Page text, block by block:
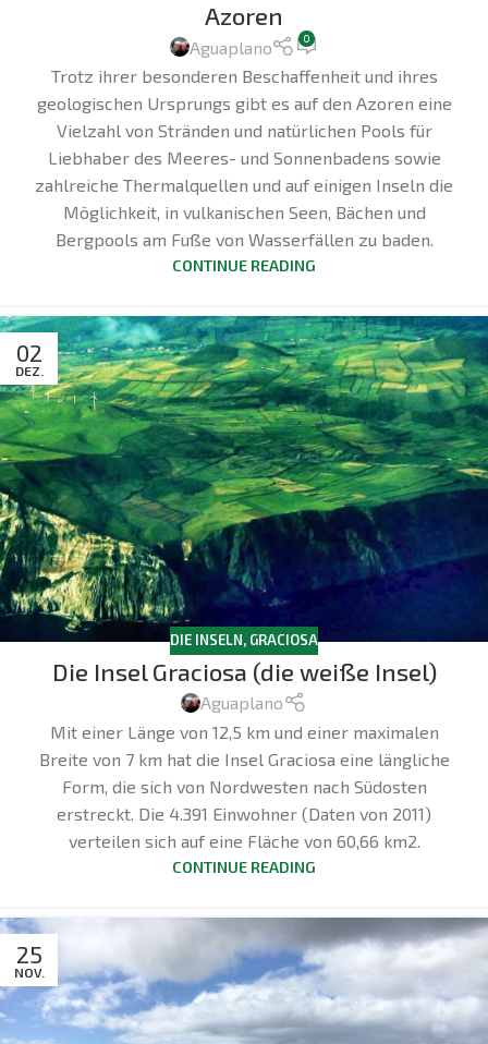
Azoren
Aguaplano 0
Trotz ihrer besonderen Beschaffenheit und ihres
geologischen Ursprungs gibt es auf den Azoren eine
Vielzahl von Stränden und natürlichen Pools für
Liebhaber des Meeres- und Sonnenbadens sowie
zahlreiche Thermalquellen und auf einigen Inseln die
Möglichkeit, in vulkanischen Seen, Bächen und
Bergpools am Fuße von Wasserfällen zu baden.
CONTINUE READING
02
DEZ.
DIE INSELN, GRACIOSA
Die Insel Graciosa (die weiße Insel)
Aguaplano
Mit einer Länge von 12,5 km und einer maximalen
Breite von 7 km hat die Insel Graciosa eine längliche
Form, die sich von Nordwesten nach Südosten
erstreckt. Die 4.391 Einwohner (Daten von 2011)
verteilen sich auf eine Fläche von 60,66 km2.
CONTINUE READING
25
NOV.